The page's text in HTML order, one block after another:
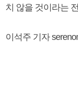
치 않을 것이라는
이석주 기자